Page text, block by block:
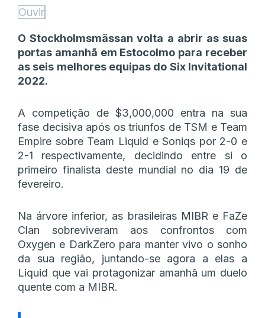
Ouvir
O Stockholmsmässan volta a abrir as suas
portas amanhã em Estocolmo para receber
as seis melhores equipas do Six Invitational
2022.
A competição de $3,000,000 entra na sua
fase decisiva após os triunfos de TSM e Team
Empire sobre Team Liquid e Soniqs por 2-0 e
2-1 respectivamente, decidindo entre si o
primeiro finalista deste mundial no dia 19 de
fevereiro.
Na árvore inferior, as brasileiras MIBR e FaZe
Clan sobreviveram aos confrontos com
Oxygen e DarkZero para manter vivo o sonho
da sua região, juntando-se agora a elas a
Liquid que vai protagonizar amanhã um duelo
quente com a MIBR.